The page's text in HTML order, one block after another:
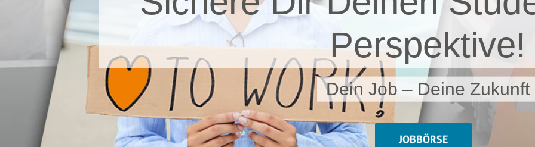
Perspektive!
Dein Job – Deine Zukunft
JOBBÖRSE